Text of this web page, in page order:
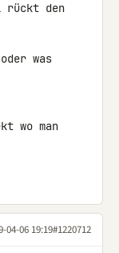
rückt den
was
wo man
04-06 19:19#1220712